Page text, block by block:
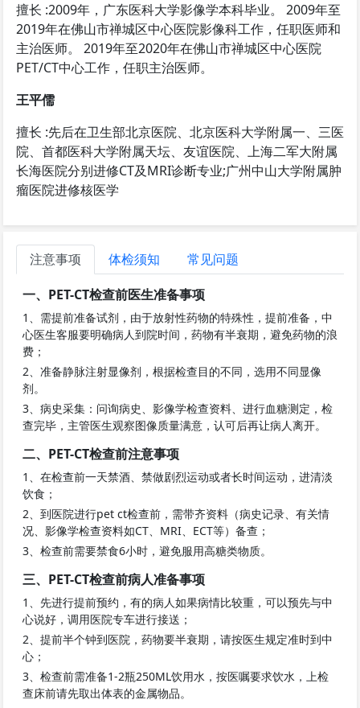
擅长 :2009年，广东医科大学影像学本科毕业。 2009年至
2019年在佛山市禅城区中心医院影像科工作，任职医师和
主治医师。 2019年至2020年在佛山市禅城区中心医院
PET/CT中心工作，任职主治医师。
王平儒
擅长 :先后在卫生部北京医院、北京医科大学附属一、三医
院、首都医科大学附属天坛、友谊医院、上海二军大附属
长海医院分别进修CT及MRI诊断专业;广州中山大学附属肿
瘤医院进修核医学
注意事项 体检须知
常见问题
一、PET-CT检查前医生准备事项
1、需提前准备试剂，由于放射性药物的特殊性，提前准备，中
心医生客服要明确病人到院时间，药物有半衰期，避免药物的浪
费；
2、准备静脉注射显像剂，根据检查目的不同，选用不同显像
剂。
3、病史采集：问询病史、影像学检查资料、进行血糖测定，检
查完毕，主管医生观察图像质量满意，认可后再让病人离开。
二、PET-CT检查前注意事项
1、在检查前一天禁酒、禁做剧烈运动或者长时间运动，进清淡
饮食；
2、到医院进行pet ct检查前，需带齐资料（病史记录、有关情
况、影像学检查资料如CT、MRI、ECT等）备查；
3、检查前需要禁食6小时，避免服用高糖类物质。
三、PET-CT检查前病人准备事项
1、先进行提前预约，有的病人如果病情比较重，可以预先与中
心说好，调用医院专车进行接送；
2、提前半个钟到医院，药物要半衰期，请按医生规定准时到中
心；
3、检查前需准备1-2瓶250ML饮用水，按医嘱要求饮水，上检
查床前请先取出体表的金属物品。